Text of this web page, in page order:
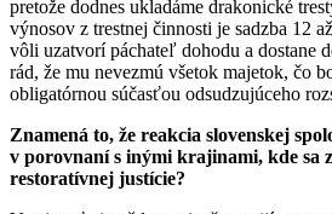
pretože dodnes ukladáme drakonické
výnosov z trestnej činnosti je sadzba 12
vôli uzatvorí páchateľ dohodu a dostane
rád, že mu nevezmú všetok majetok, čo
obligatórnou súčasťou odsudzujúceho
Znamená to, že reakcia slovenskej
v porovnaní s inými krajinami, kde sa
restoratívnej justície?